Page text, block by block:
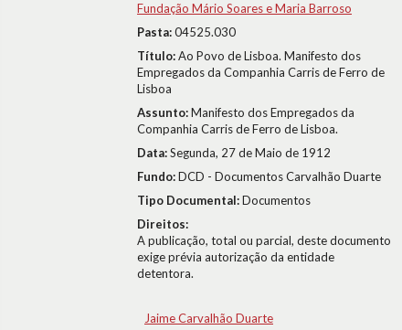
Fundação Mário Soares e Maria Barroso
Pasta:04525.030
Título:Ao Povo de Lisboa. Manifesto dos
Empregados da Companhia Carris de Ferro de
Lisboa
Assunto:Manifesto dos Empregados da
Companhia Carris de Ferro de Lisboa.
Data:Segunda, 27 de Maio de 1912
Fundo:DCD - Documentos Carvalhão Duarte
Tipo Documental:Documentos
Direitos:
A publicação, total ou parcial, deste documento
exige prévia autorização da entidade
detentora.
Jaime Carvalhão Duarte